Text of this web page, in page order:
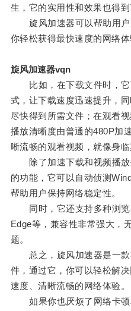
生，它的实用性和效果也得到
旋风加速器可以帮助用户
你轻松获得最快速度的网络体
旋风加速器vqn
比如，在下载文件时，它
式，让下载速度迅速提升，
尽快得到所需文件；在观看
播放清晰度由普通的480P加
晰流畅的观看视频，就像身临
除了加速下载和视频播放
的功能，它可以自动侦测
帮助用户保持网络稳定性。
同时，它还支持多种浏览
Edge等，兼容性非常强大，
题。
总之，旋风加速器是一款
件，通过它，你可以轻松解
速度、清晰流畅的网络体验。
如果你也厌烦了网络卡顿